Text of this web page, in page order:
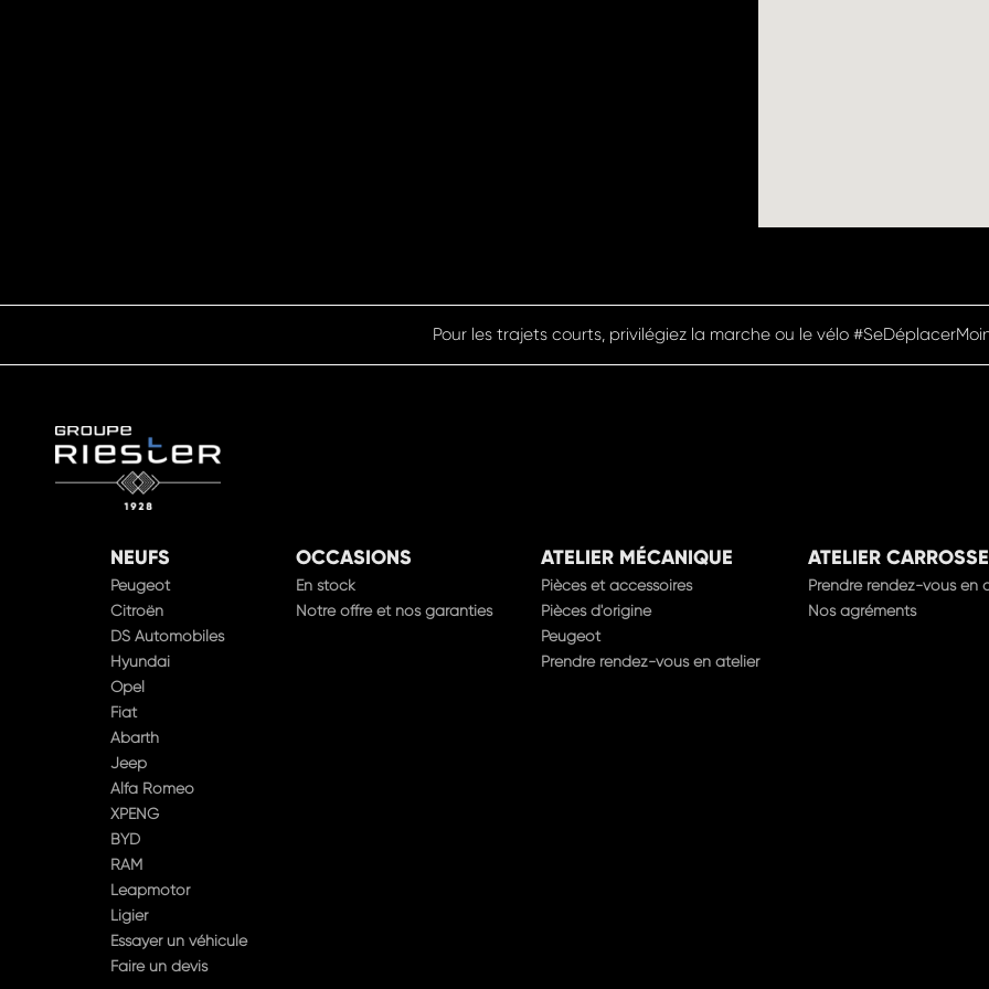
Pour les trajets courts, privilégiez la marche ou le vélo
NEUFS
Peugeot
Citroën
DS Automobiles
Hyundai
Opel
Fiat
Abarth
Jeep
Alfa Romeo
XPENG
BYD
RAM
Leapmotor
Ligier
Essayer un véhicule
Faire un devis
OCCASIONS
En stock
Notre offre et nos garanties
ATELIER MÉCANIQUE
Pièces et accessoires
Pièces d'origine
Peugeot
Prendre rendez-vous en atelier
ATELIER
Prendre rendez-vous en
Nos agréments